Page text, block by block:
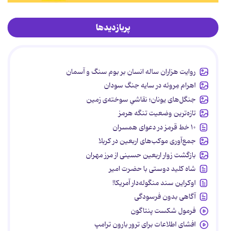
پربازدیدها
روایت هزاران ساله انسان بر بوم سنگ و آسمان
اهرام مِروئه در سایه جنگ سودان
جنگل‌های یونان؛ نقاشیِ سوخته‌ی زمین
تازه‌ترین وضعیت تنگه هرمز
۱۰ خط قرمز در دعوای همسران
جمع‌آوری موکب‌های اربعین در کربلا
بازگشت زوار اربعین حسینی از مرز مهران
شاه کلید دوستی با حضرت امیر
اوکراین سند منگوله‌دار آمریکا!
آگاهی بدون فرسودگی
فرمول شکست پنتاگون
افشای اطلاعات برای ترور بارون ترامپ